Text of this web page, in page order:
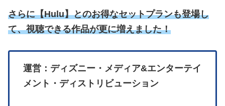
さらに【Hulu】とのお得なセットプランも登場し
て、視聴できる作品が更に増えました！
運営：ディズニー・メディア&エンターテイ
メント・ディストリビューション